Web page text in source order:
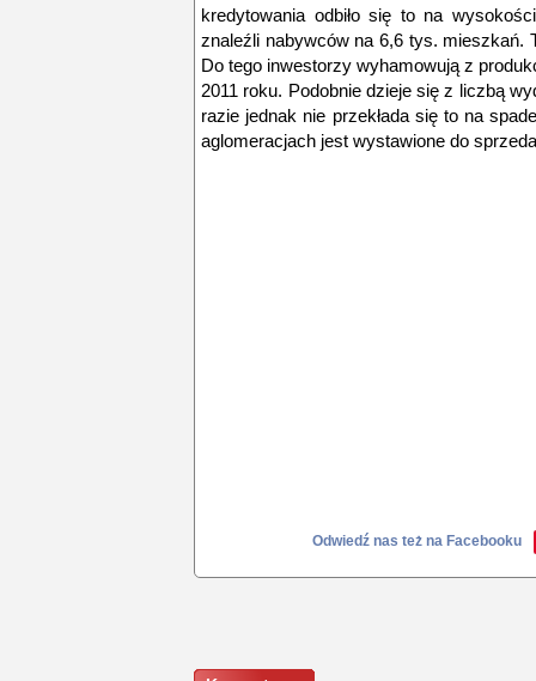
kredytowania odbiło się to na
znaleźli nabywców na 6,6 tys. mieszkań.
Do tego inwestorzy wyhamowują z
2011 roku. Podobnie dzieje się z liczbą
razie jednak nie przekłada się to na
aglomeracjach jest wystawione do
Odwiedź nas też na Facebooku